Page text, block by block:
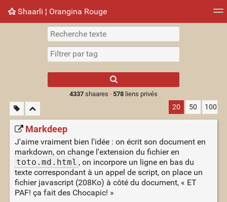
Shaarli ¦ Orangina Rouge
Nuage de tags Mur d'images
results.
4337shaares · 578liens privés
20 50 100
Markdeep
J'aime vraiment bien l'idée : on écrit son document en
markdown, on change l'extension du fichier en
toto.md.html , on incorpore un ligne en bas du
texte correspondant à un appel de script, on place un
fichier javascript (208Ko) à côté du document, « ET
PAF! ça fait des Chocapic! »